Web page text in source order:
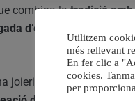
combina latradició amb
d’emoció i singularitat
joieria especial és el seu
Utilitzem
més rellevant
En fer clic a
cookies.
per